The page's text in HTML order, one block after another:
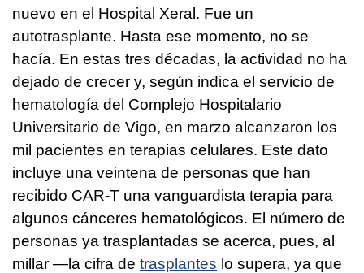
nuevo en el Hospital Xeral. Fue un
autotrasplante. Hasta ese momento, no se
hacía. En estas tres décadas, la actividad no ha
dejado de crecer y, según indica el servicio de
hematología del Complejo Hospitalario
Universitario de Vigo, en marzo alcanzaron los
mil pacientes en terapias celulares. Este dato
incluye una veintena de personas que han
recibido CAR-T una vanguardista terapia para
algunos cánceres hematológicos. El número de
personas ya trasplantadas se acerca, pues, al
millar —la cifra de trasplantes lo supera, ya que